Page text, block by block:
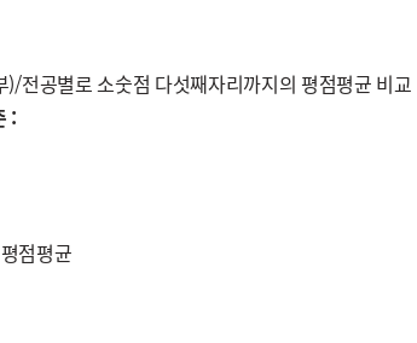
)/전공별로 소숫점 다섯째자리까지의 평점평균 비교
:
점평균